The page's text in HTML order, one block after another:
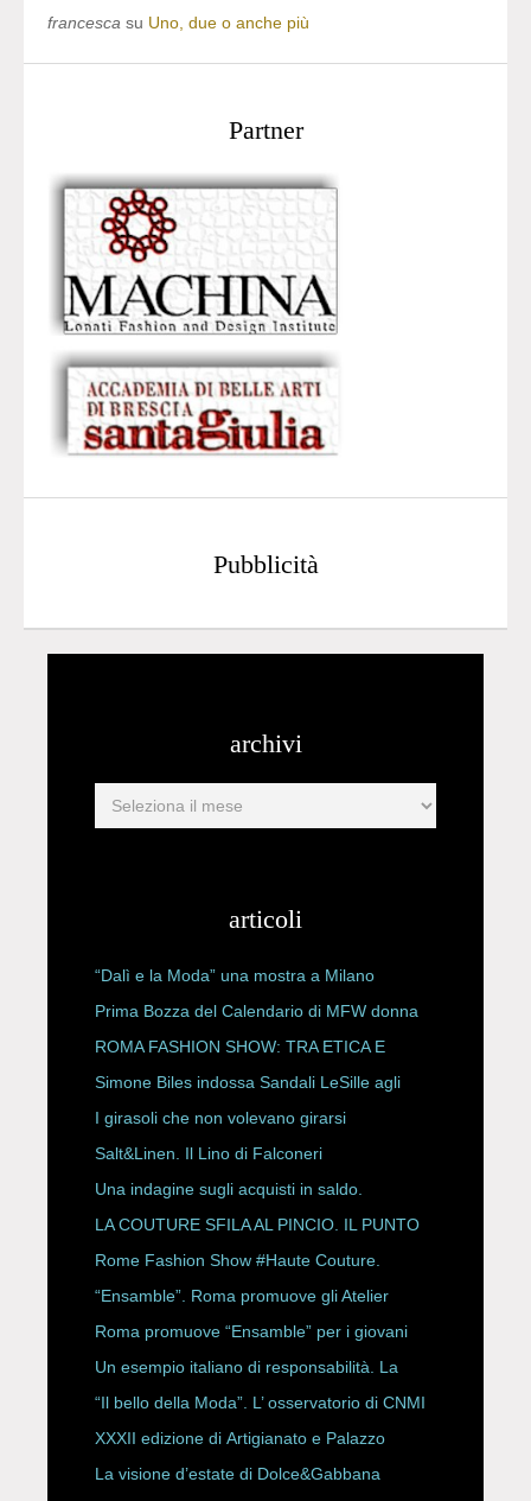
francesca su Uno, due o anche più
Partner
Pubblicità
archivi
articoli
“Dalì e la Moda” una mostra a Milano
Prima Bozza del Calendario di MFW donna
P/E 2027
ROMA FASHION SHOW: TRA ETICA E
HAUTE COUTURE
Simone Biles indossa Sandali LeSille agli
ESPY Awards 2026
I girasoli che non volevano girarsi
Salt&Linen. Il Lino di Falconeri
Una indagine sugli acquisti in saldo.
LA COUTURE SFILA AL PINCIO. IL PUNTO
CON ALESSANDRO ONORATO E
ROBERTA ANGELILLI
Rome Fashion Show #Haute Couture.
“Ensamble”. Roma promuove gli Atelier
Storici
Roma promuove “Ensamble” per i giovani
Un esempio italiano di responsabilità. La
Rete Slow Fiber
“Il bello della Moda”. L’ osservatorio di CNMI
XXXII edizione di Artigianato e Palazzo
La visione d’estate di Dolce&Gabbana